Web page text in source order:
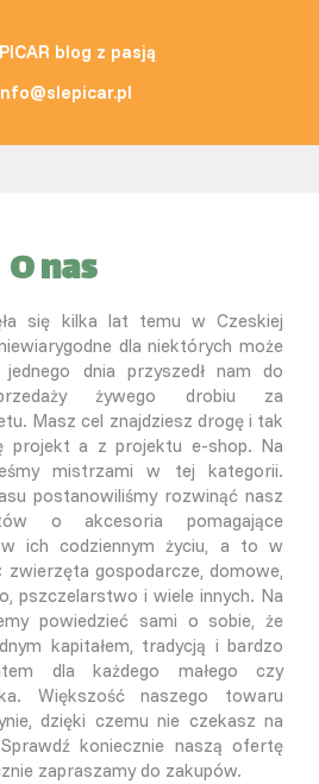
blog z pasją
O nas
się kilka lat temu w Czeskiej
dla niektórych może
dnia przyszedł nam do
żywego drobiu za
Masz cel znajdziesz drogę i tak
projekt a z projektu e-shop. Na
mistrzami w tej kategorii.
postanowiliśmy rozwinąć nasz
o akcesoria pomagające
ich codziennym życiu, a to w
zwierzęta gospodarcze, domowe,
pszczelarstwo i wiele innych. Na
powiedzieć sami o sobie, że
kapitałem, tradycją i bardzo
dla każdego małego czy
Większość naszego towaru
dzięki czemu nie czekasz na
koniecznie naszą ofertę
zapraszamy do zakupów.